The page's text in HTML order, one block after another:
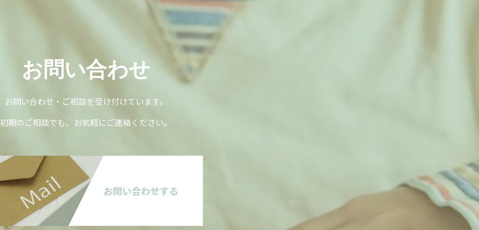
お問い合わせ
お問い合わせ・ご相談を受け付けています。
初期のご相談でも、お気軽にご連絡ください。
お問い合わせする